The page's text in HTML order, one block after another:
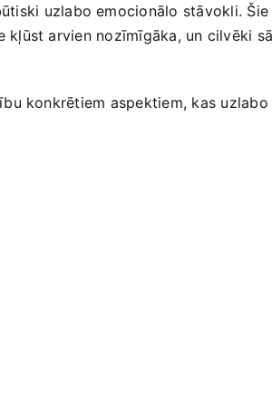
uzlabo emocionālo stāvokli.
arvien nozīmīgāka, un cilvēki
konkrētiem‌ aspektiem, kas ⁢uzlabo